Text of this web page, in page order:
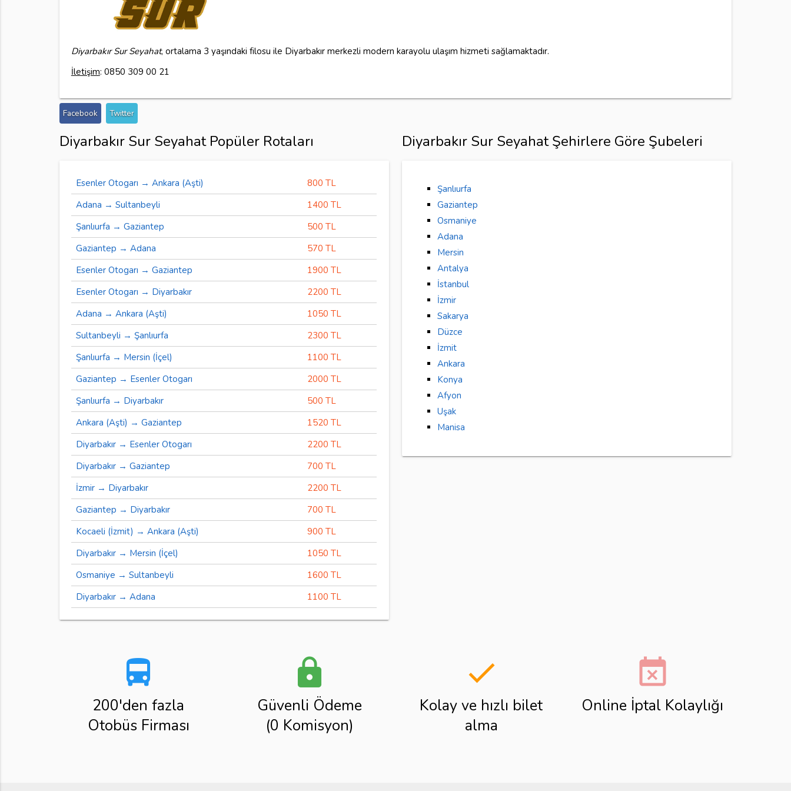
Diyarbakır Sur Seyahat, ortalama 3 yaşındaki filosu ile Diyarbakır merkezli modern karayolu ulaşım hizmeti sağlamaktadır.
İletişim: 0850 309 00 21
Facebook Twitter
Diyarbakır Sur Seyahat Popüler Rotaları
Esenler Otogarı → Ankara (Aşti)
800 TL
Adana → Sultanbeyli
1400 TL
Şanlıurfa → Gaziantep
500 TL
Gaziantep → Adana
570 TL
Esenler Otogarı → Gaziantep
1900 TL
Esenler Otogarı → Diyarbakır
2200 TL
Adana → Ankara (Aşti)
1050 TL
Sultanbeyli → Şanlıurfa
2300 TL
Şanlıurfa → Mersin (İçel)
1100 TL
Gaziantep → Esenler Otogarı
2000 TL
Şanlıurfa → Diyarbakır
500 TL
Ankara (Aşti) → Gaziantep
1520 TL
Diyarbakır → Esenler Otogarı
2200 TL
Diyarbakır → Gaziantep
700 TL
İzmir → Diyarbakır
2200 TL
Gaziantep → Diyarbakır
700 TL
Kocaeli (İzmit) → Ankara (Aşti)
900 TL
Diyarbakır → Mersin (İçel)
1050 TL
Osmaniye → Sultanbeyli
1600 TL
Diyarbakır → Adana
1100 TL
Diyarbakır Sur Seyahat Şehirlere Göre Şubeleri
Şanlıurfa
Gaziantep
Osmaniye
Adana
Mersin
Antalya
İstanbul
İzmir
Sakarya
Düzce
İzmit
Ankara
Konya
Afyon
Uşak
Manisa
directions_bus
200'den fazla
Otobüs Firması
lock
Güvenli Ödeme
(0 Komisyon)
done
Kolay ve hızlı bilet
alma
event_busy
Online İptal Kolaylığı